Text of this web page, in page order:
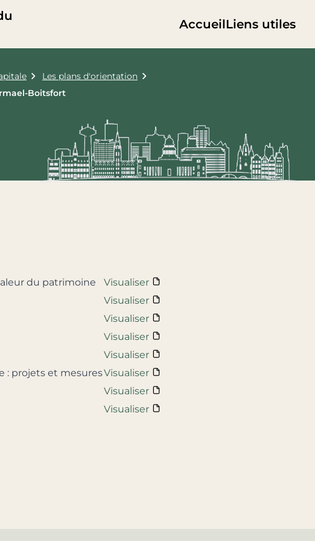
AccueilLiens utiles
Les plans d'orientation
Boitsfort
du patrimoine
Visualiser
Visualiser
Visualiser
Visualiser
Visualiser
: projets et mesuresVisualiser
Visualiser
Visualiser